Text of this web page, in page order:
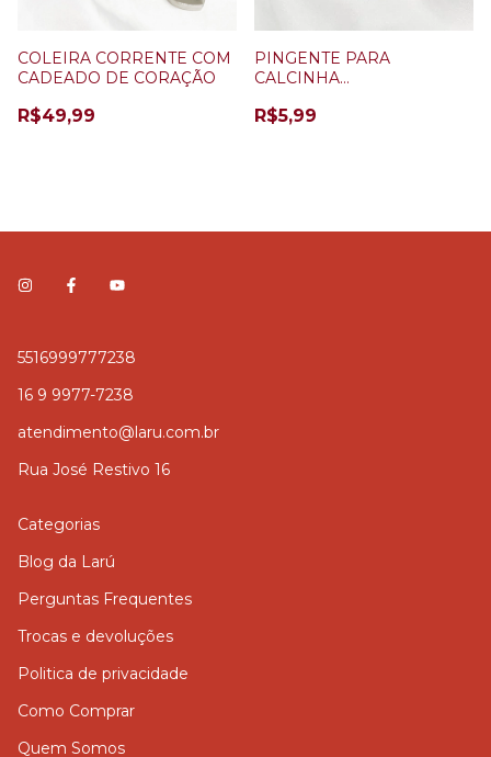
COLEIRA CORRENTE COM
CADEADO DE CORAÇÃO
R$49,99
PINGENTE PARA
CALCINHA
MORDIDA
R$5,99
5516999777238
16 9 9977-7238
atendimento@laru.com.br
Rua José Restivo 16
Categorias
Blog da Larú
Perguntas Frequentes
Trocas e devoluções
Politica de privacidade
Como Comprar
Quem Somos